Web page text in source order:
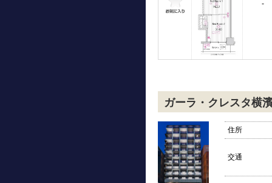
-
ガーラ・クレスタ横
住所
交通